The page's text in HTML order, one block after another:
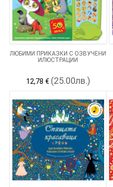
ЛЮБИМИ ПРИКАЗКИ С ОЗВУЧЕНИ
ИЛЮСТРАЦИИ
12,78 € (25.00лв.)